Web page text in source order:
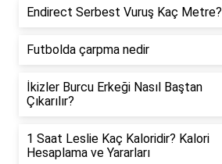
Endirect Serbest Vuruş Kaç Metre?
Futbolda çarpma nedir
İkizler Burcu Erkeği Nasıl Baştan
Çıkarılır?
1 Saat Leslie Kaç Kaloridir? Kalori
Hesaplama ve Yararları